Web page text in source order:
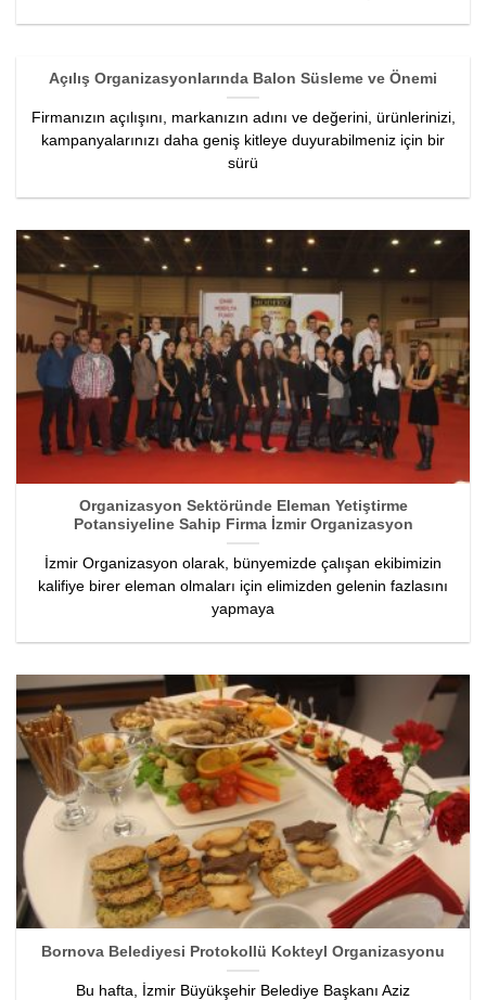
Açılış Organizasyonlarında Balon Süsleme ve Önemi
Firmanızın açılışını, markanızın adını ve değerini, ürünlerinizi,
kampanyalarınızı daha geniş kitleye duyurabilmeniz için bir
sürü
Organizasyon Sektöründe Eleman Yetiştirme
Potansiyeline Sahip Firma İzmir Organizasyon
İzmir Organizasyon olarak, bünyemizde çalışan ekibimizin
kalifiye birer eleman olmaları için elimizden gelenin fazlasını
yapmaya
Bornova Belediyesi Protokollü Kokteyl Organizasyonu
Bu hafta, İzmir Büyükşehir Belediye Başkanı Aziz